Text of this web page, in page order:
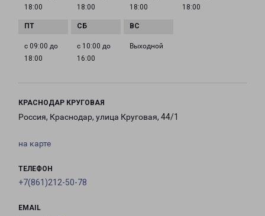
18:00
18:00
18:00
18:00
с 09:00 до
18:00
с 10:00 до
16:00
Выходной
КРАСНОДАР КРУГОВАЯ
Россия, Краснодар, улица Круговая, 44/1
на карте
ТЕЛЕФОН
+7(861)212-50-78
EMAIL